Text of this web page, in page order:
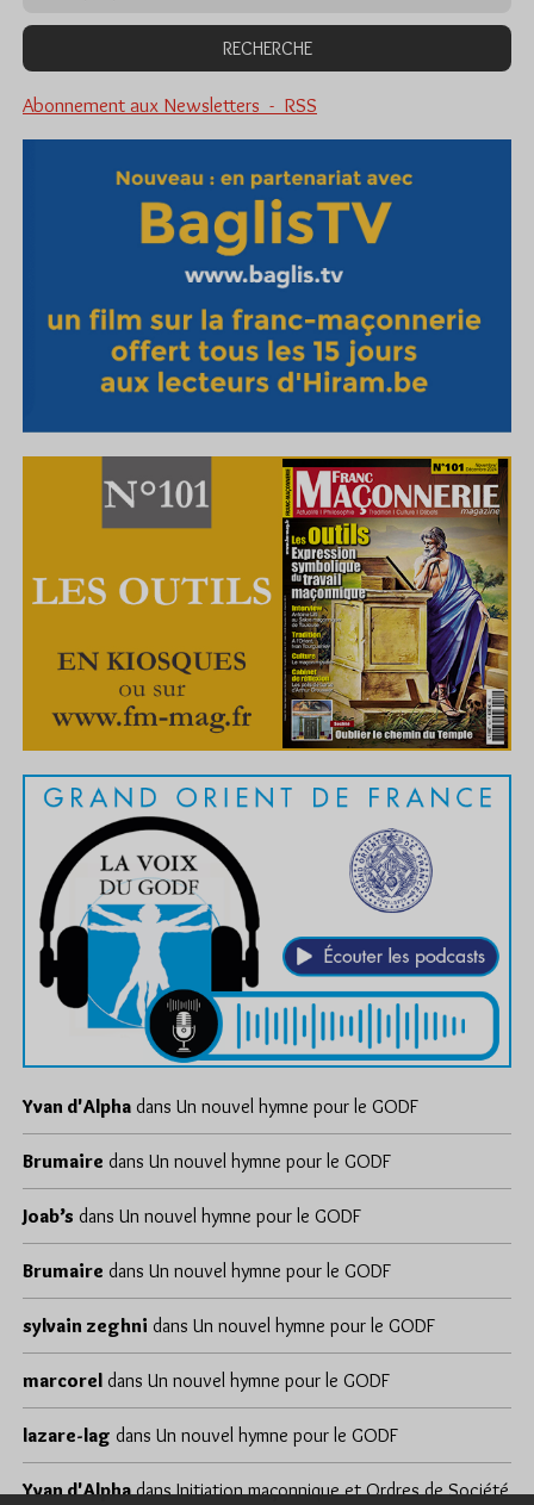
Abonnement aux Newsletters - RSS
Yvan d'Alpha dans Un nouvel hymne pour le GODF
Brumaire dans Un nouvel hymne pour le GODF
Joab’s dans Un nouvel hymne pour le GODF
Brumaire dans Un nouvel hymne pour le GODF
sylvain zeghni dans Un nouvel hymne pour le GODF
marcorel dans Un nouvel hymne pour le GODF
lazare-lag dans Un nouvel hymne pour le GODF
Yvan d'AlphadansInitiation maçonnique et Ordres de Société